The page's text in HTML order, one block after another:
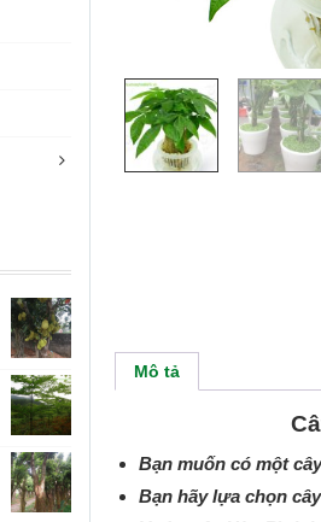
Mô tả
Bạn muốn có một
Bạn hãy lựa chọn